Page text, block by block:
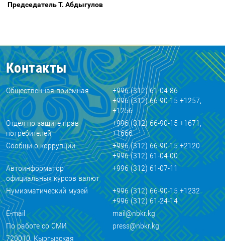
Председатель Т. Абдыгулов
Контакты
Общественная приемная
+996 (312) 61-04-86
+996 (312) 66-90-15 +1257,
+1256
Отдел по защите прав
потребителей
+996 (312) 66-90-15 +1671,
+1666
Сообщи о коррупции
+996 (312) 66-90-15 +2120
+996 (312) 61-04-00
Автоинформатор
официальных курсов валют
+996 (312) 61-07-11
Нумизматический музей
+996 (312) 66-90-15 +1232
+996 (312) 61-24-14
E-mail
mail@nbkr.kg
По работе со СМИ
press@nbkr.kg
720010, Кыргызская